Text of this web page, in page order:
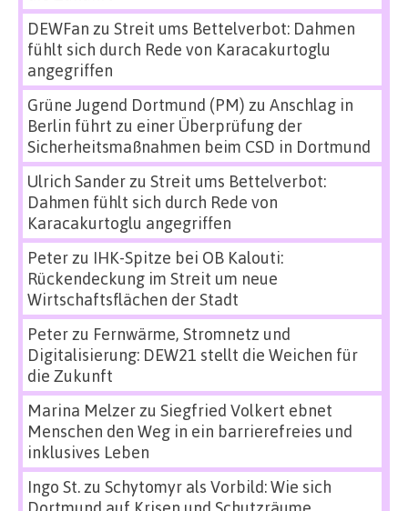
DEWFan zu Streit ums Bettelverbot: Dahmen
fühlt sich durch Rede von Karacakurtoglu
angegriffen
Grüne Jugend Dortmund (PM) zu Anschlag in
Berlin führt zu einer Überprüfung der
Sicherheitsmaßnahmen beim CSD in Dortmund
Ulrich Sanderzu Streit ums Bettelverbot:
Dahmen fühlt sich durch Rede von
Karacakurtoglu angegriffen
Peterzu IHK-Spitze bei OB Kalouti:
Rückendeckung im Streit um neue
Wirtschaftsflächen der Stadt
Peterzu Fernwärme, Stromnetz und
Digitalisierung: DEW21 stellt die Weichen für
die Zukunft
Marina Melzerzu Siegfried Volkert ebnet
Menschen den Weg in ein barrierefreies und
inklusives Leben
Ingo St.zu Schytomyr als Vorbild: Wie sich